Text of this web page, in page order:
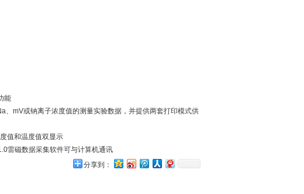
能
mV或钠离子浓度值的测量实验数据，并提供两套打印模式供
值和温度值双显示
雷磁数据采集软件可与计算机通讯
分享到：